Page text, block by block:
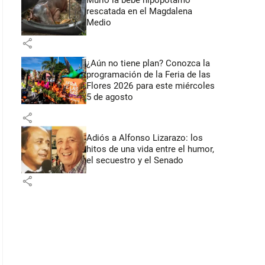
rescatada en el Magdalena
Medio
share
¿Aún no tiene plan? Conozca la
programación de la Feria de las
Flores 2026 para este miércoles
5 de agosto
share
Adiós a Alfonso Lizarazo: los
hitos de una vida entre el humor,
el secuestro y el Senado
share